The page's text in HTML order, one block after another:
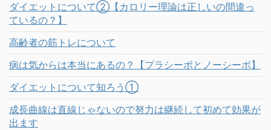
ダイエットについて②【カロリー理論は正しいの間違っ
ているの？】
高齢者の筋トレについて
病は気からは本当にあるの？【プラシーボとノーシーボ】
ダイエットについて知ろう①
成長曲線は直線じゃないので努力は継続して初めて効果が
出ます